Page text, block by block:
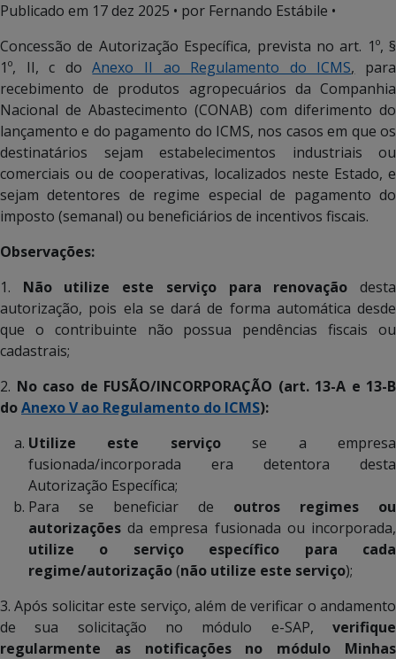
Publicado em 17 dez 2025 • por Fernando Estábile •
Concessão de Autorização Específica, prevista no art. 1º, §
1º, II, c doAnexo II ao Regulamento do ICMS, para
recebimento de produtos agropecuários da Companhia
Nacional de Abastecimento (CONAB) com diferimento do
lançamento e do pagamento do ICMS, nos casos em que os
destinatários sejam estabelecimentos industriais ou
comerciais ou de cooperativas, localizados neste Estado, e
sejam detentores de regime especial de pagamento do
imposto (semanal) ou beneficiários de incentivos fiscais.
Observações:
1. Não utilize este serviço para renovaçãodesta
autorização, pois ela se dará de forma automática desde
que o contribuinte não possua pendências fiscais ou
cadastrais;
2. No caso de FUSÃO/INCORPORAÇÃO (art. 13-A e 13-B
doAnexo V ao Regulamento do ICMS):
Utilize este serviçose a empresa
fusionada/incorporada era detentora desta
Autorização Específica;
Para se beneficiar de outros regimes ou
autorizações da empresa fusionada ou incorporada,
utilize o serviço específico para cada
regime/autorização(não utilize este serviço);
3. Após solicitar este serviço, além de verificar o andamento
de sua solicitação no módulo e-SAP, verifique
regularmente as notificações no módulo
Minhas